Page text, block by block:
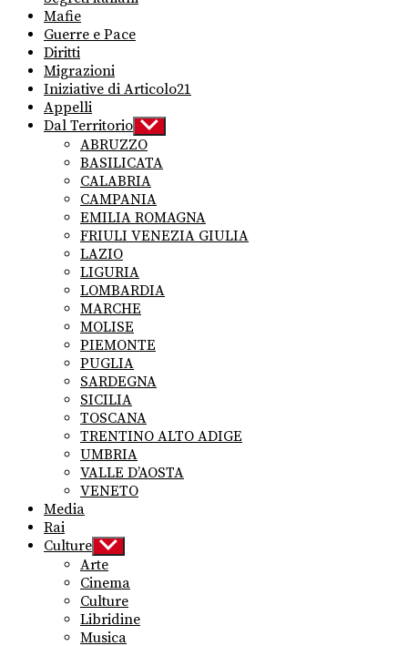
Mafie
Guerre e Pace
Diritti
Migrazioni
Iniziative di Articolo21
Appelli
Dal Territorio Show
sub
menu
ABRUZZO
BASILICATA
CALABRIA
CAMPANIA
EMILIA ROMAGNA
FRIULI VENEZIA GIULIA
LAZIO
LIGURIA
LOMBARDIA
MARCHE
MOLISE
PIEMONTE
PUGLIA
SARDEGNA
SICILIA
TOSCANA
TRENTINO ALTO ADIGE
UMBRIA
VALLE D’AOSTA
VENETO
Media
Rai
Culture Show
sub
menu
Arte
Cinema
Culture
Libridine
Musica